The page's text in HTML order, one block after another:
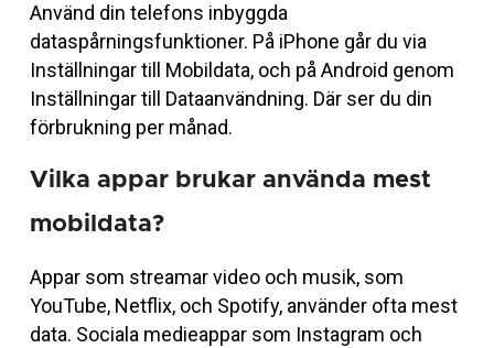
Använd din telefons inbyggda
dataspårningsfunktioner. På iPhone går du via
Inställningar till Mobildata, och på Android genom
Inställningar till Dataanvändning. Där ser du din
förbrukning per månad.
Vilka appar brukar använda mest
mobildata?
Appar som streamar video och musik, som
YouTube, Netflix, och Spotify, använder ofta mest
data. Sociala medieappar som Instagram och